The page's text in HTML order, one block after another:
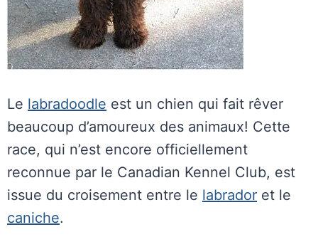
Le labradoodle est un chien qui fait rêver
beaucoup d’amoureux des animaux! Cette
race, qui n’est encore officiellement
reconnue par le Canadian Kennel Club, est
issue du croisement entre le labrador et le
caniche.